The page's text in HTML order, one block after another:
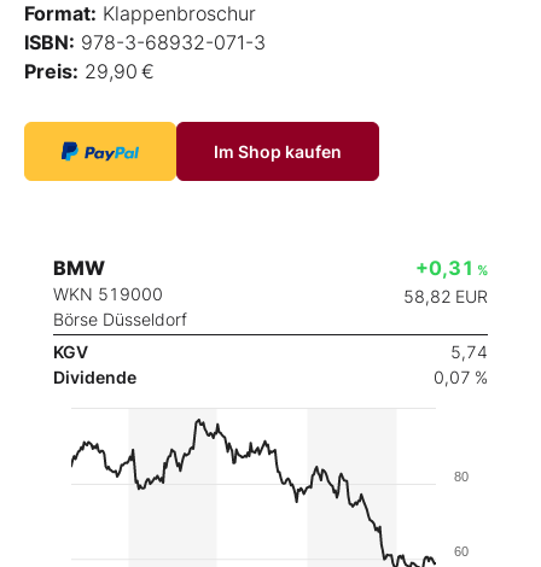
Format: Klappenbroschur
ISBN: 978-3-68932-071-3
Preis: 29,90 €
Im Shop kaufen
BMW
WKN 519000
Börse Düsseldorf
+0,31 %
58,82 EUR
KGV
5,74
Dividende
0,07 %
60
80